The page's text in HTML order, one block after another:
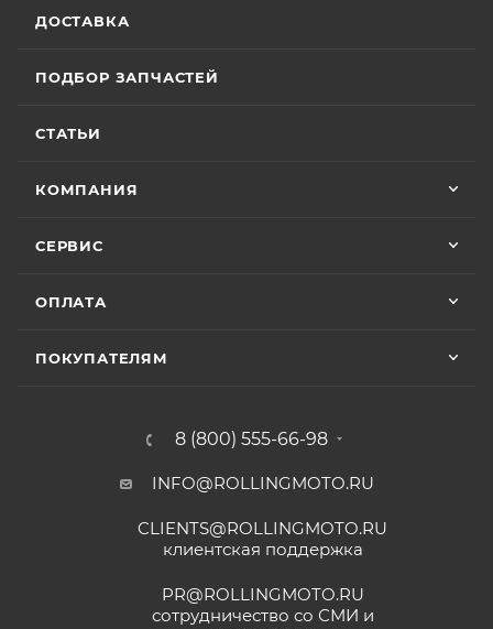
ДОСТАВКА
ПОДБОР ЗАПЧАСТЕЙ
СТАТЬИ
КОМПАНИЯ
СЕРВИС
ОПЛАТА
ПОКУПАТЕЛЯМ
8 (800) 555-66-98
INFO@ROLLINGMOTO.RU
CLIENTS@ROLLINGMOTO.RU
клиентская поддержка
PR@ROLLINGMOTO.RU
сотрудничество со СМИ и